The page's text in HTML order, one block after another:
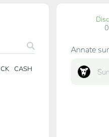
CASH
Annate